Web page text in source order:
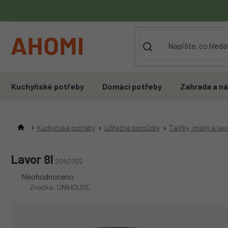
obsah
Kuchyňské potřeby Domácí potřeby Zahrada a
Kuchyňské potřeby Užitečné pomůcky Talířky, misky a
Lavor 8l 2040702
Průměrné
hodnocení
Neohodnoceno
Značka: UNIHOUSE